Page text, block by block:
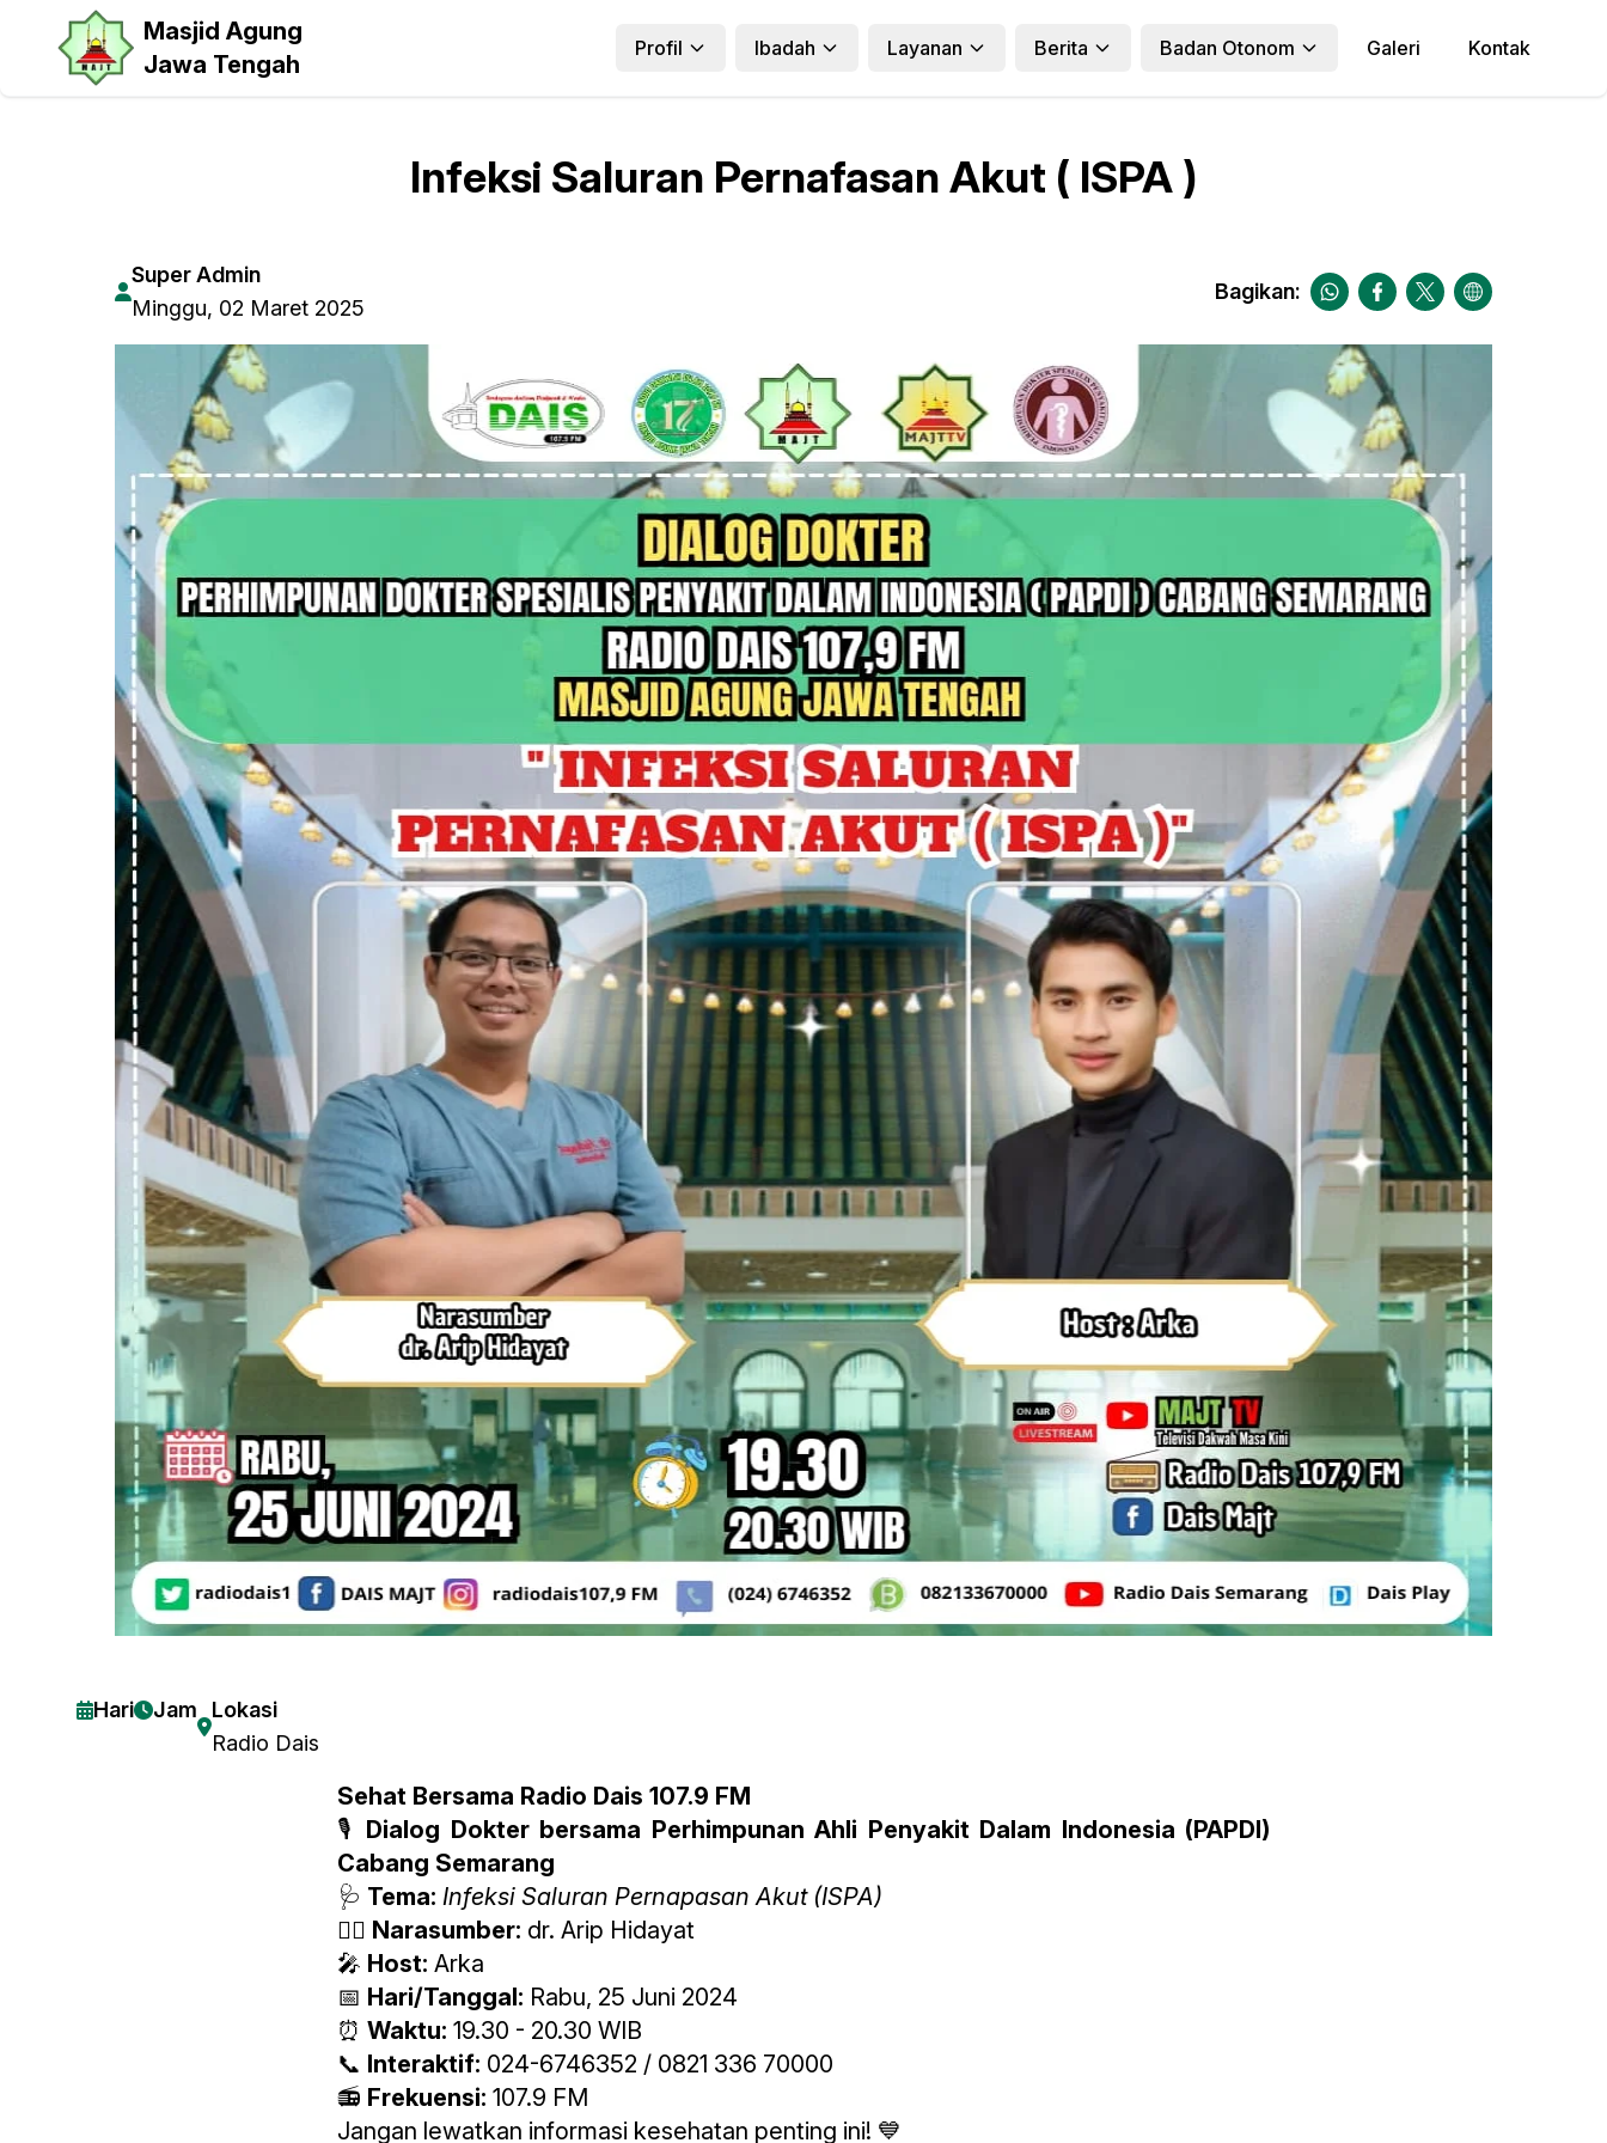
Masjid Agung
Jawa Tengah
Profil Ibadah Layanan Berita Badan Otonom Galeri Kontak
Infeksi Saluran Pernafasan Akut ( ISPA )
Super Admin
Minggu, 02 Maret 2025
Bagikan:
Hari Jam
Lokasi
Radio Dais
Sehat Bersama Radio Dais 107.9 FM
🎙 Dialog Dokter bersama Perhimpunan Ahli Penyakit Dalam Indonesia (PAPDI)
Cabang Semarang
🩺 Tema: Infeksi Saluran Pernapasan Akut (ISPA)
👨‍⚕ Narasumber: dr. Arip Hidayat
🎤 Host: Arka
📅 Hari/Tanggal: Rabu, 25 Juni 2024
⏰ Waktu: 19.30 - 20.30 WIB
📞 Interaktif: 024-6746352 / 0821 336 70000
📻 Frekuensi: 107.9 FM
Jangan lewatkan informasi kesehatan penting ini! 💙